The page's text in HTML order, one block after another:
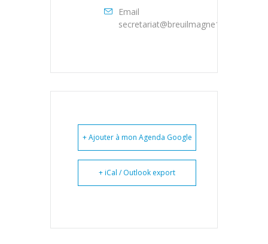
Email
secretariat@breuilmagne17.fr
+ Ajouter à mon Agenda Google
+ iCal / Outlook export